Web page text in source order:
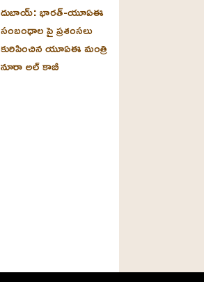
దుబాయ్‌: భారత్-యూఏఈ
సంబంధాల పై ప్రశంసలు
కురిపించిన యూఏఈ మంత్రి
నూరా అల్‌ కాబీ